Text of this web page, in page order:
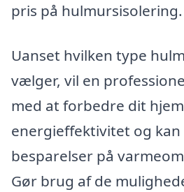
pris på hulmursisolering.
Uanset hvilken type
vælger, vil en
med at forbedre dit
energieffektivitet og
besparelser på
Gør brug af de